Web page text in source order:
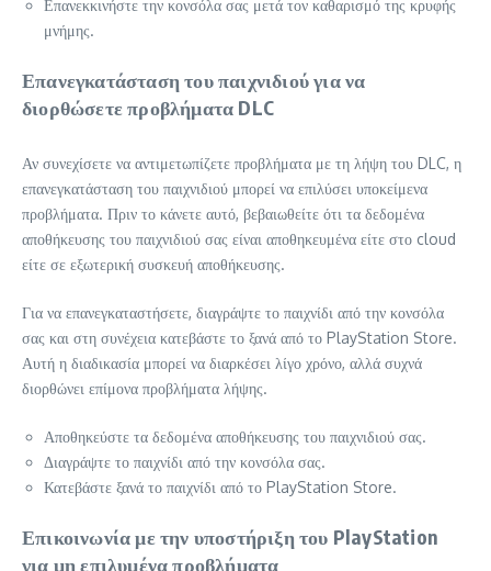
Επανεκκινήστε την κονσόλα σας μετά τον καθαρισμό της κρυφής
μνήμης.
Επανεγκατάσταση του παιχνιδιού για να
διορθώσετε προβλήματα DLC
Αν συνεχίσετε να αντιμετωπίζετε προβλήματα με τη λήψη του DLC, η
επανεγκατάσταση του παιχνιδιού μπορεί να επιλύσει υποκείμενα
προβλήματα. Πριν το κάνετε αυτό, βεβαιωθείτε ότι τα δεδομένα
αποθήκευσης του παιχνιδιού σας είναι αποθηκευμένα είτε στο cloud
είτε σε εξωτερική συσκευή αποθήκευσης.
Για να επανεγκαταστήσετε, διαγράψτε το παιχνίδι από την κονσόλα
σας και στη συνέχεια κατεβάστε το ξανά από το PlayStation Store.
Αυτή η διαδικασία μπορεί να διαρκέσει λίγο χρόνο, αλλά συχνά
διορθώνει επίμονα προβλήματα λήψης.
Αποθηκεύστε τα δεδομένα αποθήκευσης του παιχνιδιού σας.
Διαγράψτε το παιχνίδι από την κονσόλα σας.
Κατεβάστε ξανά το παιχνίδι από το PlayStation Store.
Επικοινωνία με την υποστήριξη του PlayStation
για μη επιλυμένα προβλήματα